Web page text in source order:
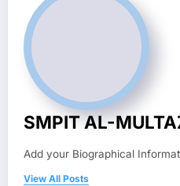
SMPIT AL-
Add your Biographical
View All Posts